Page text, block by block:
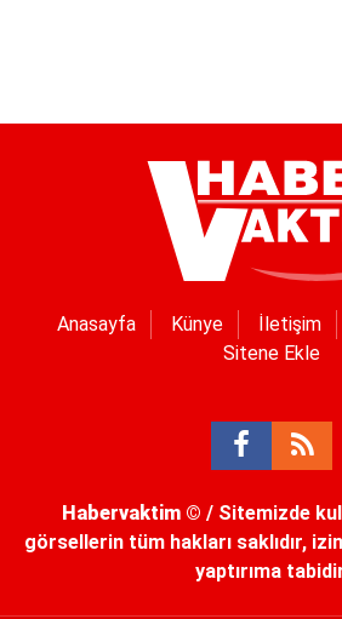
Anasayfa Künye İletişim
Sitene Ekle
Habervaktim © / Sitemizde
görsellerin tüm hakları saklıdır,
yaptırıma